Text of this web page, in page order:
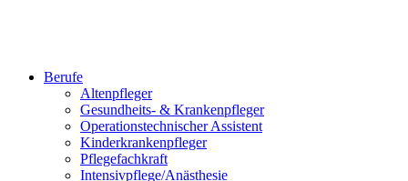
Berufe
Altenpfleger
Gesundheits- & Krankenpfleger
Operationstechnischer Assistent
Kinderkrankenpfleger
Pflegefachkraft
Intensivpflege/Anästhesie